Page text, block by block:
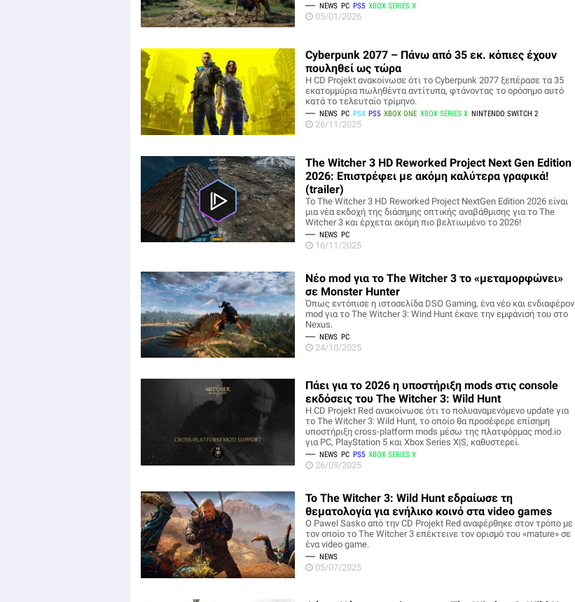
NEWS PC PS5 XBOX SERIES X
05/01/2026
Cyberpunk 2077 – Πάνω από 35 εκ. κόπιες έχουν
πουληθεί ως τώρα
Η CD Projekt ανακοίνωσε ότι το Cyberpunk 2077 ξεπέρασε τα 35
εκατομμύρια πωληθέντα αντίτυπα, φτάνοντας το ορόσημο αυτό
κατά το τελευταίο τρίμηνο.
NEWS PC PS4 PS5 XBOX ONE XBOX SERIES X NINTENDO SWITCH 2
26/11/2025
The Witcher 3 HD Reworked Project Next Gen Edition
2026: Επιστρέφει με ακόμη καλύτερα γραφικά!
(trailer)
Το The Witcher 3 HD Reworked Project NextGen Edition 2026 είναι
μια νέα εκδοχή της διάσημης οπτικής αναβάθμισης για το The
Witcher 3 και έρχεται ακόμη πιο βελτιωμένο το 2026!
NEWS PC
16/11/2025
Νέο mod για το The Witcher 3 το «μεταμορφώνει»
σε Monster Hunter
Όπως εντόπισε η ιστοσελίδα DSO Gaming, ένα νέο και ενδιαφέρον
mod για το The Witcher 3: Wind Hunt έκανε την εμφάνισή του στο
Nexus.
NEWS PC
24/10/2025
Πάει για το 2026 η υποστήριξη mods στις console
εκδόσεις του The Witcher 3: Wild Hunt
Η CD Projekt Red ανακοίνωσε ότι το πολυαναμενόμενο update για
το The Witcher 3: Wild Hunt, το οποίο θα προσέφερε επίσημη
υποστήριξη cross-platform mods μέσω της πλατφόρμας mod.io
για PC, PlayStation 5 και Xbox Series X|S, καθυστερεί.
NEWS PC PS5 XBOX SERIES X
26/09/2025
Το The Witcher 3: Wild Hunt εδραίωσε τη
θεματολογία για ενήλικο κοινό στα video games
Ο Pawel Sasko από την CD Projekt Red αναφέρθηκε στον τρόπο με
τον οποίο το The Witcher 3 επέκτεινε τον ορισμό του «mature» σε
ένα video game.
NEWS
05/07/2025